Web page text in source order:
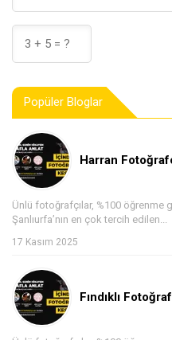
Popüler Bloglar
Harran
Ünlü fotoğrafçılar, %100 öğrenme
Şanlıurfa’nın en çok tercih edilen...
17 Kasım 2025
Fındıklı